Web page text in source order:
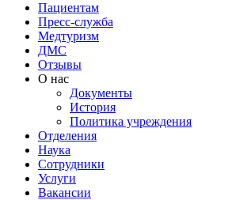
Пациентам
Пресс-служба
Медтуризм
ДМС
Отзывы
О нас
Документы
История
Политика учреждения
Отделения
Наука
Сотрудники
Услуги
Вакансии